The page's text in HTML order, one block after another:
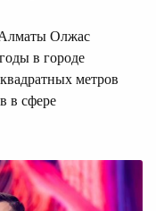
Алматы Олжас
в городе
метров
в сфере